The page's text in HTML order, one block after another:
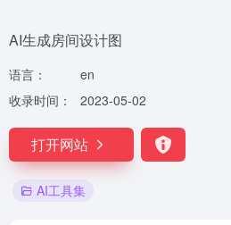
AI生成房间设计图
语言：
en
收录时间：
2023-05-02
打开网站
AI工具集